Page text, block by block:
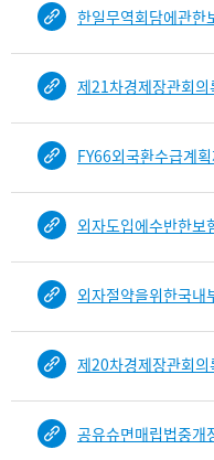
한일무역회담에관한
제21차경제장관회의
FY66외국환수급계
외자도입에수반한보
외자절약을위한국
제20차경제장관회의
공유슈면매립법중